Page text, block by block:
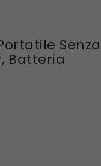
Senza
Batteria